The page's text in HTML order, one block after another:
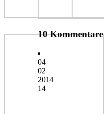
10 Kommentare
04
02
2014
14